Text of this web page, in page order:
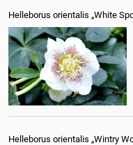
Helleborus orientalis „White
Helleborus orientalis „Wintry